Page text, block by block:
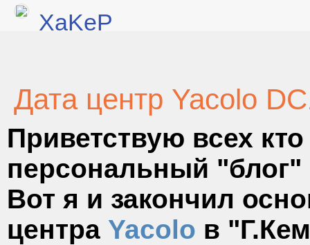
XaKeP
Дата центр Yacolo
Приветствую всех
персональный "блог"
Вот я и закончил
центра Yacolo в